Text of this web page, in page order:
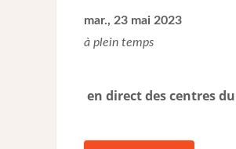
mar., 23 mai 2023
à plein temps
en direct des centres